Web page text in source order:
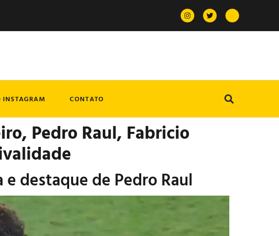
INSTAGRAM CONTATO
Pedro Raul, Fabricio
destaque de Pedro Raul